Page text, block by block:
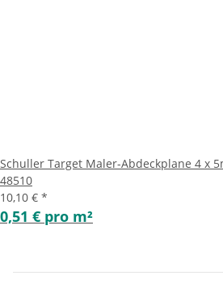
Schuller Target Maler-Abdeckplane 4 x
48510
10,10 € *
0,51 € pro m²